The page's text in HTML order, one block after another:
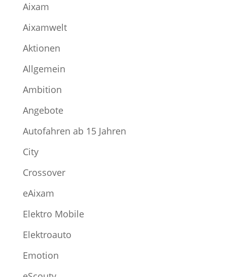
Aixam
Aixamwelt
Aktionen
Allgemein
Ambition
Angebote
Autofahren ab 15 Jahren
City
Crossover
eAixam
Elektro Mobile
Elektroauto
Emotion